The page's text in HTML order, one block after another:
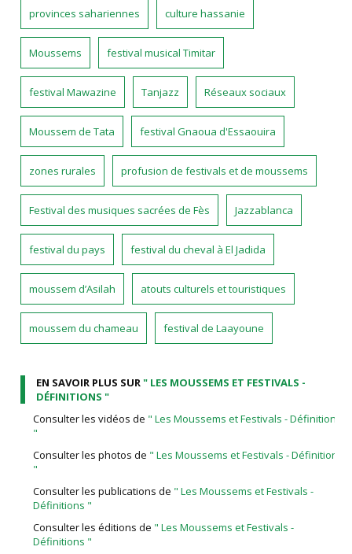
provinces sahariennes culture hassanie
Moussems festival musical Timitar
festival Mawazine Tanjazz Réseaux sociaux
Moussem de Tata festival Gnaoua d'Essaouira
zones rurales profusion de festivals et de moussems
Festival des musiques sacrées de Fès Jazzablanca
festival du pays festival du cheval à El Jadida
moussem d’Asilah atouts culturels et touristiques
moussem du chameau festival de Laayoune
EN SAVOIR PLUS SUR" LES MOUSSEMS ET FESTIVALS -
DÉFINITIONS "
Consulter les vidéos de " Les Moussems et Festivals - Définitions
"
Consulter les photos de " Les Moussems et Festivals - Définitions
"
Consulter les publications de " Les Moussems et Festivals -
Définitions "
Consulter les éditions de " Les Moussems et Festivals -
Définitions "